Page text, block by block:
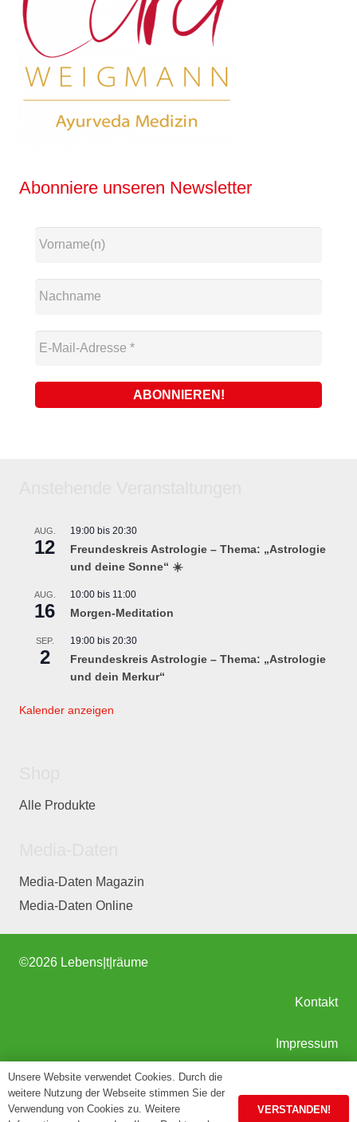
Abonniere unseren Newsletter
AUG.
12
19:00 bis 20:30
Freundeskreis Astrologie – Thema: „Astrologie
und deine Sonne“ ☀️
AUG.
16
10:00 bis 11:00
Morgen-Meditation
SEP.
2
19:00 bis 20:30
Freundeskreis Astrologie – Thema: „Astrologie
und dein Merkur“
Kalender anzeigen
Alle Produkte
Media-Daten Magazin
Media-Daten Online
©2026 Lebens|t|räume
Kontakt
Impressum
Unsere Website verwendet Cookies. Durch die
weitere Nutzung der Webseite stimmen Sie der
Verwendung von Cookies zu. Weitere
VERSTANDEN!